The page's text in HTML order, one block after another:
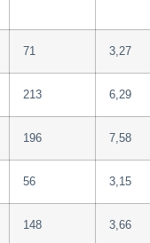
71 3,27
213 6,29
196 7,58
56 3,15
148 3,66